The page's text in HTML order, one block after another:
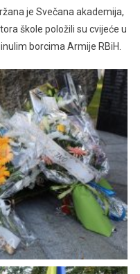
je Svečana akademija,
škole položili su cvijeće u
borcima Armije RBiH.